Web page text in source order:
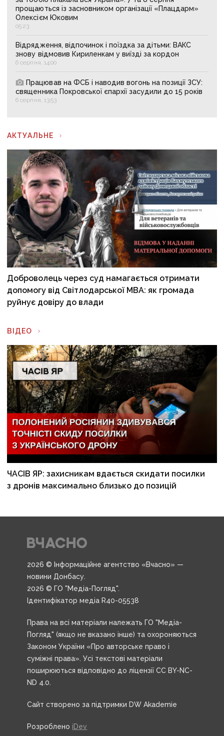
прощаються із засновником організації «Плацдарм»
Олексієм Юковим
05:23
Відрядження, відпочинок і поїздка за дітьми: ВАКС
знову відмовив Кириленкам у виїзді за кордон
6 серпня, 14:00
Працював на ФСБ і наводив вогонь на позиції ЗСУ:
священника Покровської єпархії засудили до 15 років
6 серпня, 13:53
АКТУАЛЬНЕ
Доброволець через суд намагається отримати
допомогу від Світлодарської МВА: як громада
руйнує довіру до влади
ВІДЕО
ЧАСІВ ЯР: захисникам вдається скидати посилки
з дронів максимально близько до позицій
2026 © Інформаційне агентство «Вчасно» —
новини Донбасу.
2026 © ГО "Медіа-Погляд".
Ідентифікатор медіа R40-05538
Права на всі матеріали належать ГО "Медіа-
Погляд" (якщо не вказано інше) та охороняються
Законом України «Про авторське право і
суміжні права». Усі текстові матеріали
поширюються відповідно до ліцензії CC BY-NC-
ND 4.0.
Сайт створено за підтримки DW Akademie
Розроблено iDev